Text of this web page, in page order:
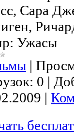
Сара
Ужасы
|
0 |
|